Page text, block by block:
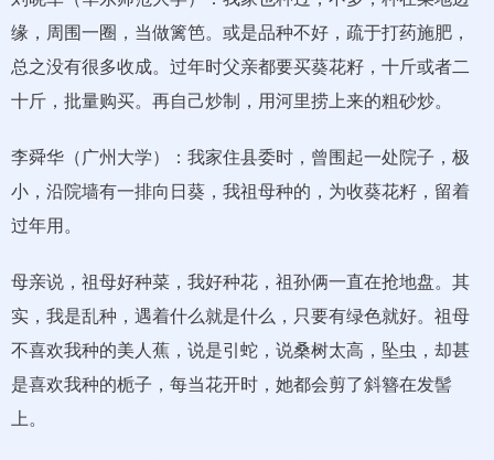
缘，周围一圈，当做篱笆。或是品种不好，疏于打药施肥，
总之没有很多收成。过年时父亲都要买葵花籽，十斤或者二
十斤，批量购买。再自己炒制，用河里捞上来的粗砂炒。
李舜华（广州大学）：我家住县委时，曾围起一处院子，极
小，沿院墙有一排向日葵，我祖母种的，为收葵花籽，留着
过年用。
母亲说，祖母好种菜，我好种花，祖孙俩一直在抢地盘。其
实，我是乱种，遇着什么就是什么，只要有绿色就好。祖母
不喜欢我种的美人蕉，说是引蛇，说桑树太高，坠虫，却甚
是喜欢我种的栀子，每当花开时，她都会剪了斜簪在发髻
上。